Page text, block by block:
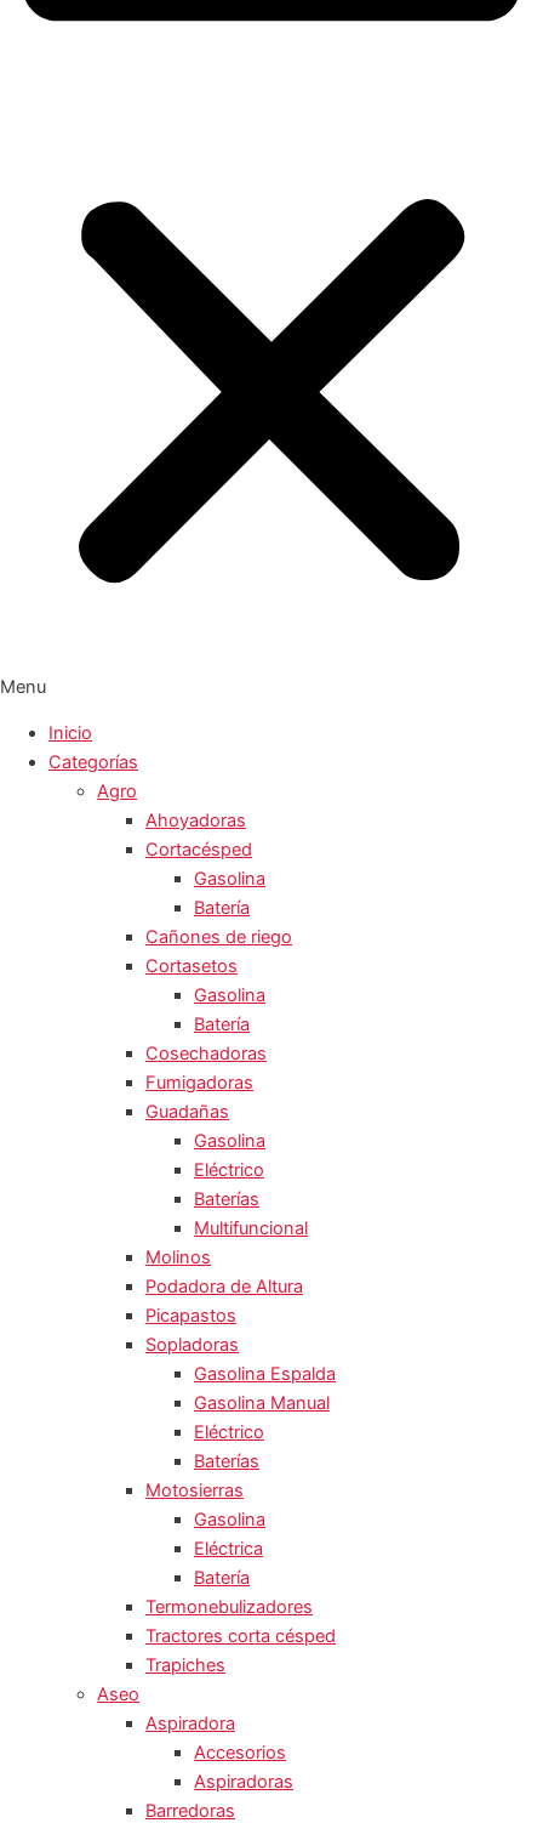
Menu
Inicio
Categorías
Agro
Ahoyadoras
Cortacésped
Gasolina
Batería
Cañones de riego
Cortasetos
Gasolina
Batería
Cosechadoras
Fumigadoras
Guadañas
Gasolina
Eléctrico
Baterías
Multifuncional
Molinos
Podadora de Altura
Picapastos
Sopladoras
Gasolina Espalda
Gasolina Manual
Eléctrico
Baterías
Motosierras
Gasolina
Eléctrica
Batería
Termonebulizadores
Tractores corta césped
Trapiches
Aseo
Aspiradora
Accesorios
Aspiradoras
Barredoras